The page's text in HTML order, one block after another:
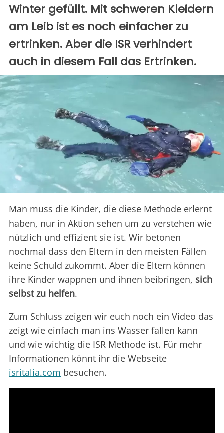
Winter gefüllt. Mit schweren Kleidern
am Leib ist es noch einfacher zu
ertrinken. Aber die ISR verhindert
auch in diesem Fall das Ertrinken.
Man muss die Kinder, die diese Methode erlernt
haben, nur in Aktion sehen um zu verstehen wie
nützlich und effizient sie ist. Wir betonen
nochmal dass den Eltern in den meisten Fällen
keine Schuld zukommt. Aber die Eltern können
ihre Kinder wappnen und ihnen beibringen, sich
selbst zu helfen.
Zum Schluss zeigen wir euch noch ein Video das
zeigt wie einfach man ins Wasser fallen kann
und wie wichtig die ISR Methode ist. Für mehr
Informationen könnt ihr die Webseite
isritalia.com besuchen.